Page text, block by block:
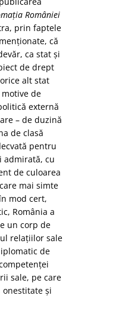
României
prin faptele
că
ca stat şi
de drept
alt stat
de
externă
– de duzină
de clasă
pentru
admirată, cu
de culoarea
mai simte
mod cert,
România a
un corp de
relaţiilor sale
de
sale, pe care
onestitate şi